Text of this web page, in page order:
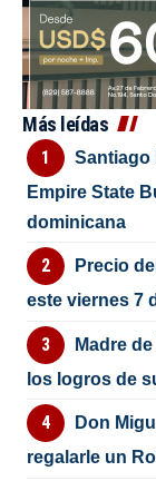
Más leídas
Santiago
Empire State
dominicana
Precio
este viernes 7
Madre
los logros de
Don
regalarle un